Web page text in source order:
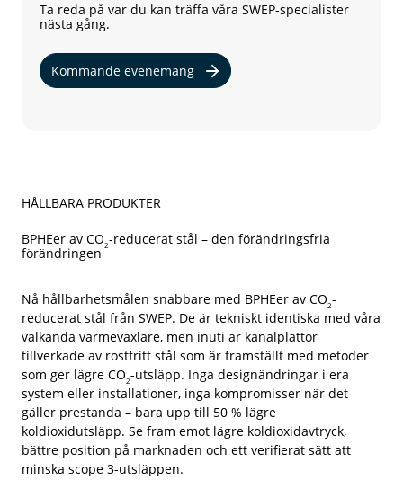
Ta reda på var du kan träffa våra SWEP-specialister
nästa gång.
Kommande evenemang
HÅLLBARA PRODUKTER
BPHEer av CO2-reducerat stål – den förändringsfria
förändringen
Nå hållbarhetsmålen snabbare med BPHEer av CO2-
reducerat stål från SWEP. De är tekniskt identiska med våra
välkända värmeväxlare, men inuti är kanalplattor
tillverkade av rostfritt stål som är framställt med metoder
som ger lägre CO2-utsläpp. Inga designändringar i era
system eller installationer, inga kompromisser när det
gäller prestanda – bara upp till 50 % lägre
koldioxidutsläpp. Se fram emot lägre koldioxidavtryck,
bättre position på marknaden och ett verifierat sätt att
minska scope 3-utsläppen.